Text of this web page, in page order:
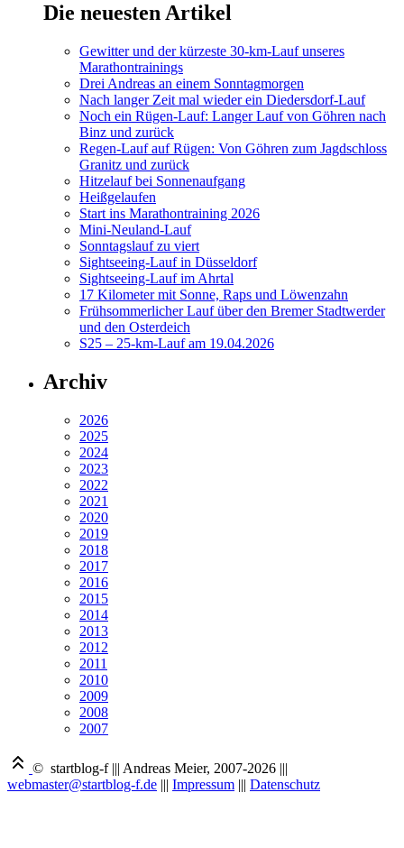
Die neuesten Artikel
Gewitter und der kürzeste 30-km-Lauf unseres
Marathontrainings
Drei Andreas an einem Sonntagmorgen
Nach langer Zeit mal wieder ein Diedersdorf-Lauf
Noch ein Rügen-Lauf: Langer Lauf von Göhren nach
Binz und zurück
Regen-Lauf auf Rügen: Von Göhren zum Jagdschloss
Granitz und zurück
Hitzelauf bei Sonnenaufgang
Heißgelaufen
Start ins Marathontraining 2026
Mini-Neuland-Lauf
Sonntagslauf zu viert
Sightseeing-Lauf in Düsseldorf
Sightseeing-Lauf im Ahrtal
17 Kilometer mit Sonne, Raps und Löwenzahn
Frühsommerlicher Lauf über den Bremer Stadtwerder
und den Osterdeich
S25 – 25-km-Lauf am 19.04.2026
Archiv
2026
2025
2024
2023
2022
2021
2020
2019
2018
2017
2016
2015
2014
2013
2012
2011
2010
2009
2008
2007
© startblog-f ||| Andreas Meier, 2007-2026 |||
webmaster@startblog-f.de ||| Impressum ||| Datenschutz